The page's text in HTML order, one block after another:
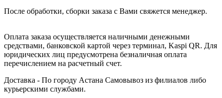
После обработки, сборки заказа с Вами свяжется менеджер.
Оплата заказа осуществляется наличными денежными
средствами, банковской картой через терминал, Kaspi QR. Для
юридических лиц предусмотрена безналичная оплата
перечислением на расчетный счет.
Доставка - По городу Астана Самовывоз из филиалов либо
курьерскими службами.